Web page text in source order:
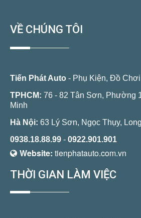
VỀ CHÚNG TÔI
Tiến Phát Auto - Phụ Kiện, Đồ
TPHCM: 76 - 82 Tân Sơn, Phường
Minh
Hà Nội: 63 Lý Sơn, Ngọc Thụy,
0938.18.88.99 - 0922.901.901
Website: tienphatauto.com.vn
THỜI GIAN LÀM VIỆC